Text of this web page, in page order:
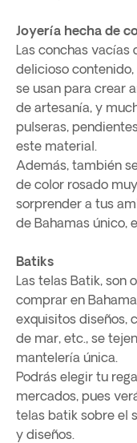
Joyería hecha de
Las conchas vacías
delicioso
se usan para crear
de artesanía, y
pulseras,
este material.
Además, también
de color rosado
sorprender a tus
de Bahamas único,
Batiks
Las telas Batik, son
comprar en
exquisitos diseños,
de mar, etc., se
mantelería única.
Podrás elegir tu
mercados, pues
telas batik sobre el
y diseños.